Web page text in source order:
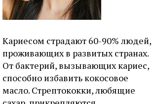
Кариесом страдают 60-90% людей,
проживающих в развитых странах.
От бактерий, вызывающих кариес,
способно избавить кокосовое
масло. Стрептококки, любящие